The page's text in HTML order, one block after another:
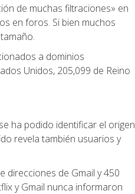
de muchas filtraciones» en
en foros. Si bien muchos
a dominios
Unidos, 205,099 de Reino
ha podido identificar el origen
revela también usuarios y
direcciones de Gmail y 450
y Gmail nunca informaron